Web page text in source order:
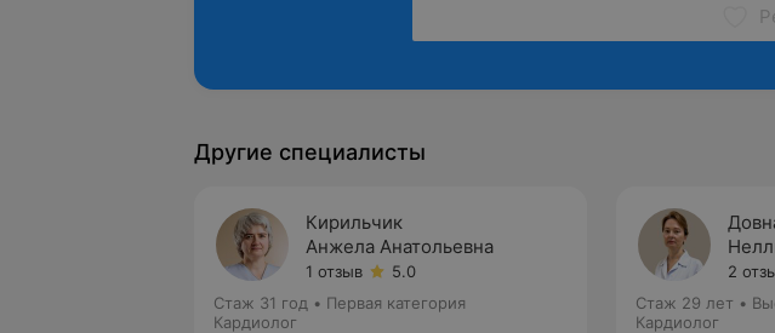
Другие специалисты
Кирильчик
Анжела Анатольевна
1 отзыв
5.0
Стаж 31 год • Первая категория
Кардиолог
2
Стаж 29 лет •
Кардиолог